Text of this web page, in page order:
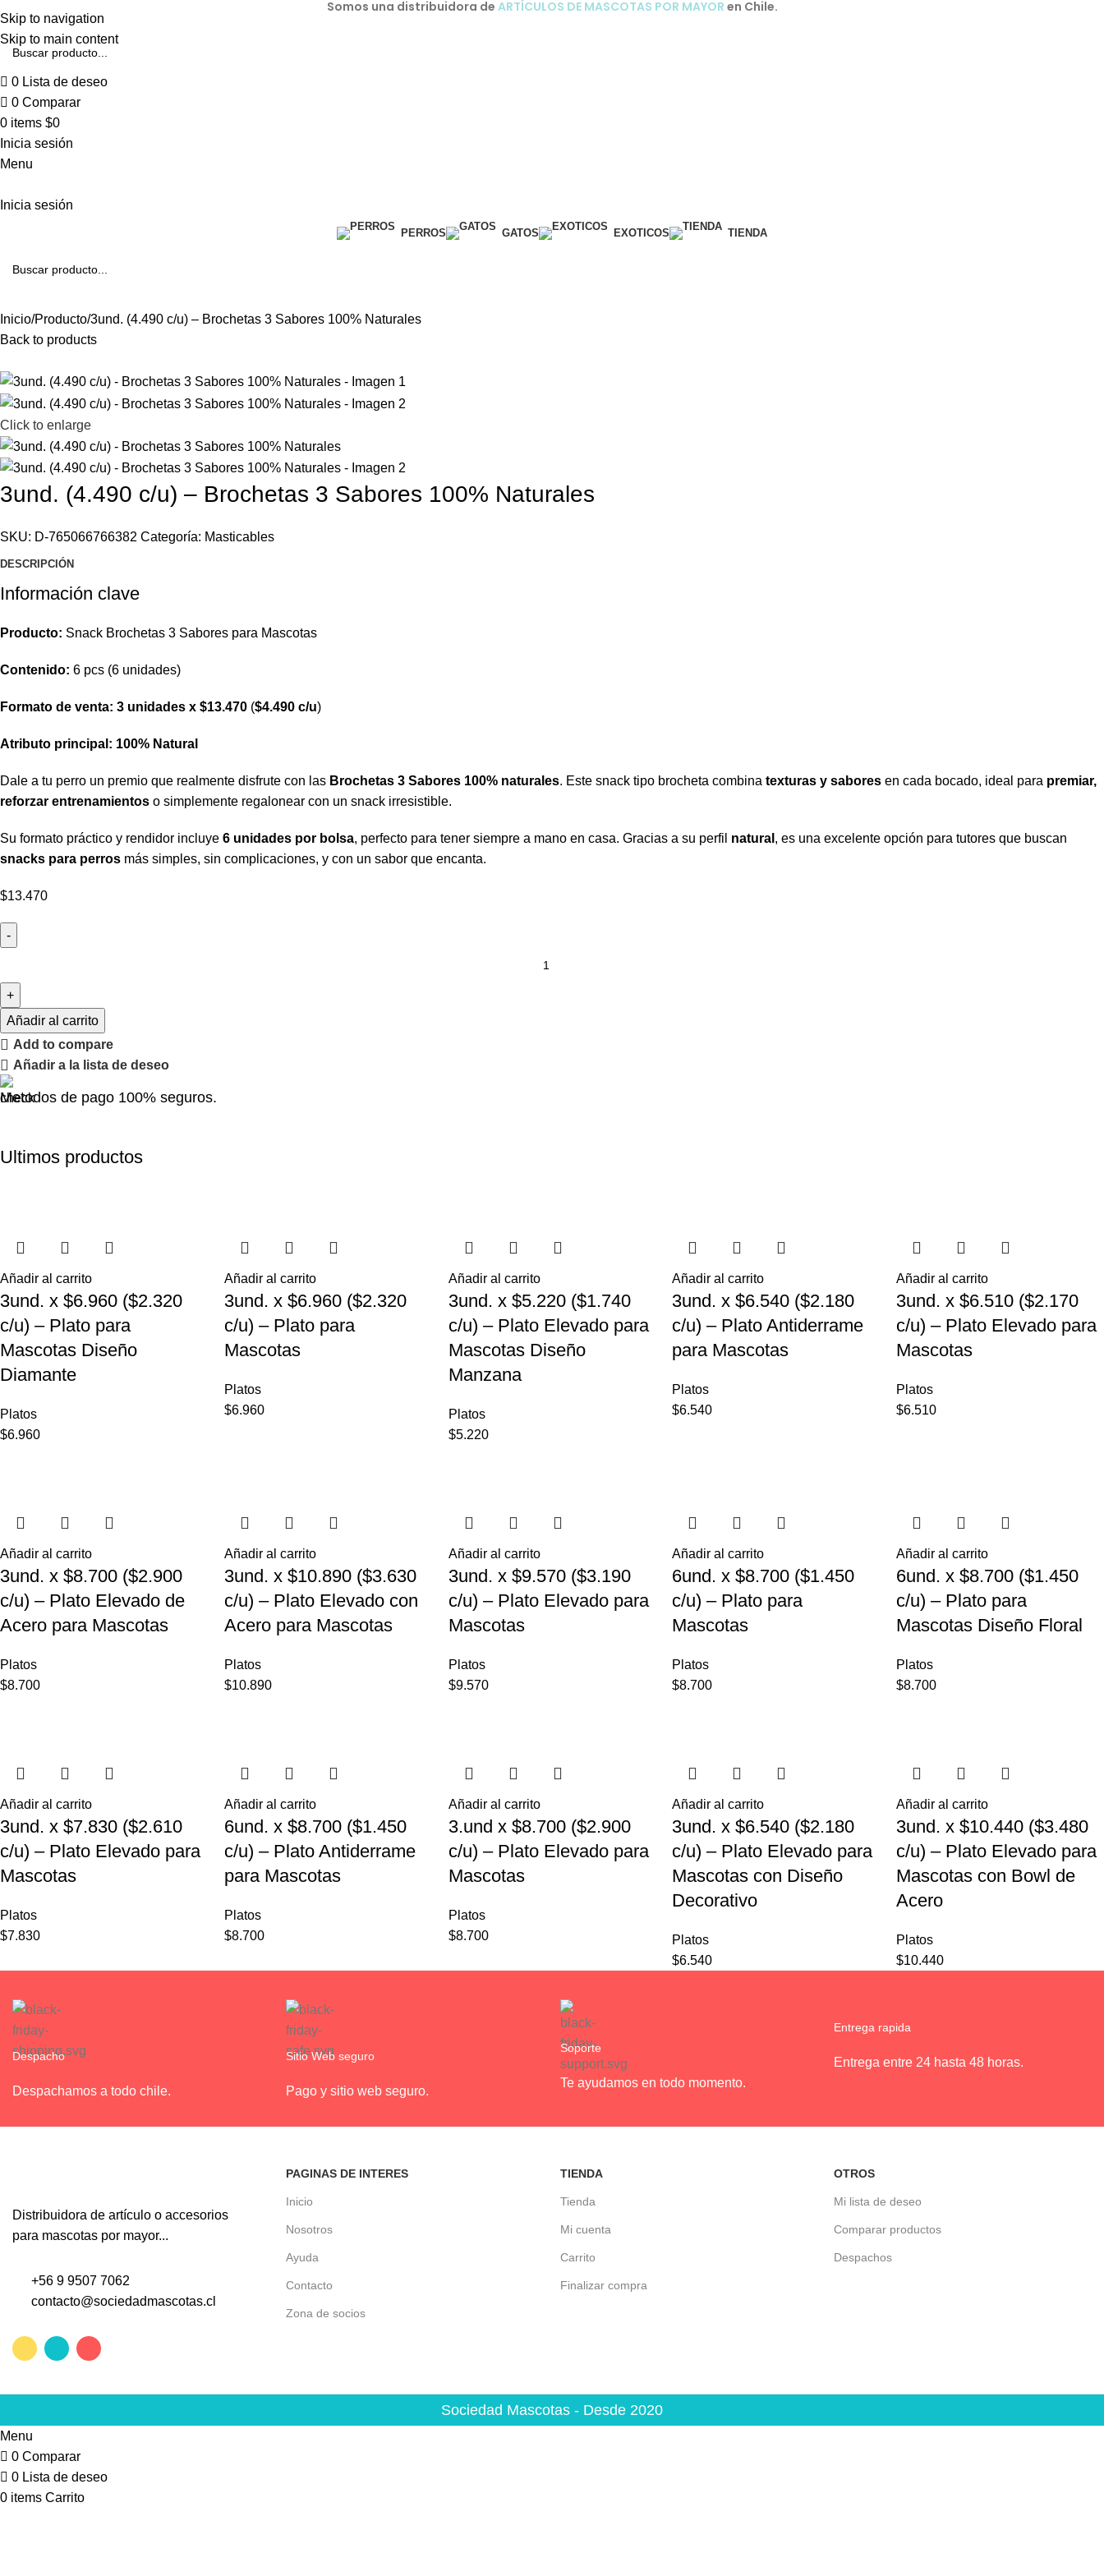
Skip to navigation
Skip to main content
Somos una distribuidora de ARTÍCULOS DE MASCOTAS POR MAYOR en Chile.
0 Lista de deseo
0 Comparar
0 items $0
Inicia sesión
Menu
Inicia sesión
PERROS GATOS EXOTICOS TIENDA
Inicio Producto 3und. (4.490 c/u) – Brochetas 3 Sabores 100% Naturales
Back to products
Click to enlarge
3und. (4.490 c/u) – Brochetas 3 Sabores 100% Naturales
SKU: D-765066766382 Categoría: Masticables
DESCRIPCIÓN
Información clave
Producto: Snack Brochetas 3 Sabores para Mascotas
Contenido: 6 pcs (6 unidades)
Formato de venta: 3 unidades x $13.470 ($4.490 c/u)
Atributo principal: 100% Natural
Dale a tu perro un premio que realmente disfrute con las Brochetas 3 Sabores 100% naturales. Este snack tipo brocheta combina texturas y sabores en cada bocado, ideal para premiar,
reforzar entrenamientos o simplemente regalonear con un snack irresistible.
Su formato práctico y rendidor incluye 6 unidades por bolsa, perfecto para tener siempre a mano en casa. Gracias a su perfil natural , es una excelente opción para tutores que buscan
snacks para perros más simples, sin complicaciones, y con un sabor que encanta.
$13.470
Añadir al carrito
Add to compare
Añadir a la lista de deseo
Metodos de pago 100% seguros.
Ultimos productos
Añadir al carrito
3und. x $6.960 ($2.320
c/u) – Plato para
Mascotas Diseño
Diamante
Platos
$6.960
Añadir al carrito
3und. x $6.960 ($2.320
c/u) – Plato para
Mascotas
Platos
$6.960
Añadir al carrito
3und. x $5.220 ($1.740
c/u) – Plato Elevado para
Mascotas Diseño
Manzana
Platos
$5.220
Añadir al carrito
3und. x $6.540 ($2.180
c/u) – Plato Antiderrame
para Mascotas
Platos
$6.540
Añadir al carrito
3und. x $6.510 ($2.170
c/u) – Plato Elevado para
Mascotas
Platos
$6.510
Añadir al carrito
3und. x $8.700 ($2.900
c/u) – Plato Elevado de
Acero para Mascotas
Platos
$8.700
Añadir al carrito
3und. x $10.890 ($3.630
c/u) – Plato Elevado con
Acero para Mascotas
Platos
$10.890
Añadir al carrito
3und. x $9.570 ($3.190
c/u) – Plato Elevado para
Mascotas
Platos
$9.570
Añadir al carrito
6und. x $8.700 ($1.450
c/u) – Plato para
Mascotas
Platos
$8.700
Añadir al carrito
6und. x $8.700 ($1.450
c/u) – Plato para
Mascotas Diseño Floral
Platos
$8.700
Añadir al carrito
3und. x $7.830 ($2.610
c/u) – Plato Elevado para
Mascotas
Platos
$7.830
Añadir al carrito
6und. x $8.700 ($1.450
c/u) – Plato Antiderrame
para Mascotas
Platos
$8.700
Añadir al carrito
3.und x $8.700 ($2.900
c/u) – Plato Elevado para
Mascotas
Platos
$8.700
Añadir al carrito
3und. x $6.540 ($2.180
c/u) – Plato Elevado para
Mascotas con Diseño
Decorativo
Platos
$6.540
Añadir al carrito
3und. x $10.440 ($3.480
c/u) – Plato Elevado para
Mascotas con Bowl de
Acero
Platos
$10.440
Despacho
Despachamos a todo chile.
Sitio Web seguro
Pago y sitio web seguro.
Soporte
Te ayudamos en todo momento.
Entrega rapida
Entrega entre 24 hasta 48 horas.
Distribuidora de artículo o accesorios
para mascotas por mayor...
+56 9 9507 7062
contacto@sociedadmascotas.cl
PAGINAS DE INTERES
Inicio
Nosotros
Ayuda
Contacto
Zona de socios
TIENDA
Tienda
Mi cuenta
Carrito
Finalizar compra
OTROS
Mi lista de deseo
Comparar productos
Despachos
Sociedad Mascotas - Desde 2020
Menu
0 Comparar
0 Lista de deseo
0 items Carrito